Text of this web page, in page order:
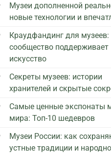
Музеи дополненной
новые технологии и
Краудфандинг для музеев:
сообщество поддерживает
искусство
Секреты музеев: истории
хранителей и скрытые
Самые ценные экспонаты
мира: Топ-10 шедевров
Музеи России: как
устные традиции и